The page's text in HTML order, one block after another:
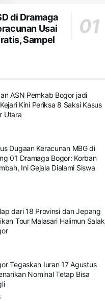
di Dramaga
Usai
Sampel
ASN Pemkab Bogor jadi
Kini Periksa 8 Saksi Kasus
Utara
Dugaan Keracunan MBG di
01 Dramaga Bogor: Korban
Ini Gejala Dialami Siswa
dari 18 Provinsi dan Jepang
Tour Malasari Halimun Salak
Tegaskan Iuran 17 Agustus
Nominal Tetap Bisa